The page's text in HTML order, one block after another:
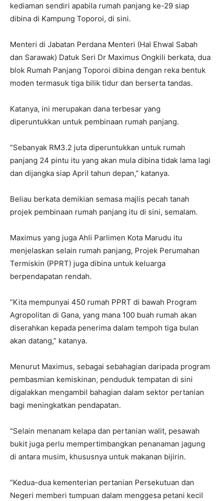
kediaman sendiri apabila rumah panjang ke-29 siap
dibina di Kampung Toporoi, di sini.
Menteri di Jabatan Perdana Menteri (Hal Ehwal Sabah
dan Sarawak) Datuk Seri Dr Maximus Ongkili berkata, dua
blok Rumah Panjang Toporoi dibina dengan reka bentuk
moden termasuk tiga bilik tidur dan berserta tandas.
Katanya, ini merupakan dana terbesar yang
diperuntukkan untuk pembinaan rumah panjang.
“Sebanyak RM3.2 juta diperuntukkan untuk rumah
panjang 24 pintu itu yang akan mula dibina tidak lama lagi
dan dijangka siap April tahun depan,” katanya.
Beliau berkata demikian semasa majlis pecah tanah
projek pembinaan rumah panjang itu di sini, semalam.
Maximus yang juga Ahli Parlimen Kota Marudu itu
menjelaskan selain rumah panjang, Projek Perumahan
Termiskin (PPRT) juga dibina untuk keluarga
berpendapatan rendah.
“Kita mempunyai 450 rumah PPRT di bawah Program
Agropolitan di Gana, yang mana 100 buah rumah akan
diserahkan kepada penerima dalam tempoh tiga bulan
akan datang,” katanya.
Menurut Maximus, sebagai sebahagian daripada program
pembasmian kemiskinan, penduduk tempatan di sini
digalakkan mengambil bahagian dalam sektor pertanian
bagi meningkatkan pendapatan.
“Selain menanam kelapa dan pertanian walit, pesawah
bukit juga perlu mempertimbangkan penanaman jagung
di antara musim, khususnya untuk makanan bijirin.
“Kedua-dua kementerian pertanian Persekutuan dan
Negeri memberi tumpuan dalam menggesa petani kecil